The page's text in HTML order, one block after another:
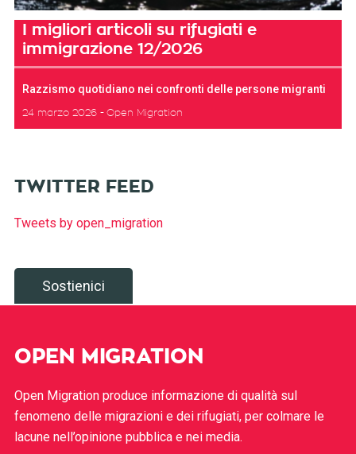
I migliori articoli su rifugiati e
immigrazione 12/2026
Razzismo quotidiano nei confronti delle persone migranti
24 marzo 2026 Open Migration
TWITTER FEED
Tweets by open_migration
Sostienici
OPEN MIGRATION
Open Migration produce informazione di qualità sul
fenomeno delle migrazioni e dei rifugiati, per colmare le
lacune nell’opinione pubblica e nei media.